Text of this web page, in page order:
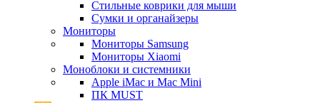
Стильные коврики для мыши
Сумки и органайзеры
Мониторы
Мониторы Samsung
Мониторы Xiaomi
Моноблоки и системники
Apple iMac и Mac Mini
ПК MUST